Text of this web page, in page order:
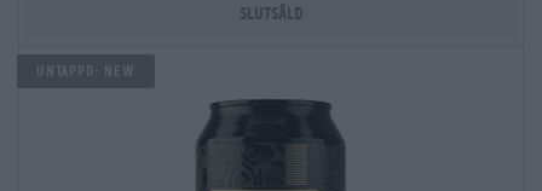
Slutsåld
Untappd: NEW